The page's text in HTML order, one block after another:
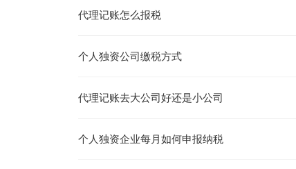
代理记账怎么报税
个人独资公司缴税方式
代理记账去大公司好还是小公司
个人独资企业每月如何申报纳税